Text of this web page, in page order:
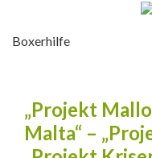
Boxerhilfe
„Projekt
Malta“ –